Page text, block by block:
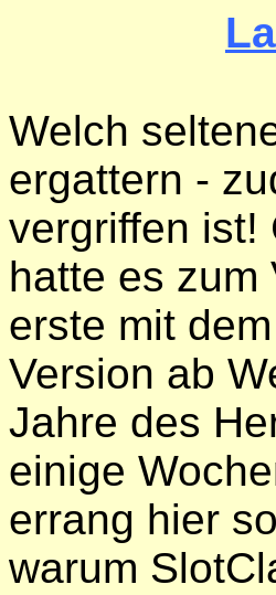
Welch
ergattern -
vergriffen ist!
hatte es zum
erste mit
Version ab
Jahre des
einige
errang hier
warum